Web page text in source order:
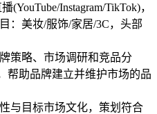
Instagram/TikTok)，
：美妆/服饰/家居/3C，头部
策略、市场调研和竞品分
帮助品牌建立并维护市场的品
与目标市场文化，策划符合